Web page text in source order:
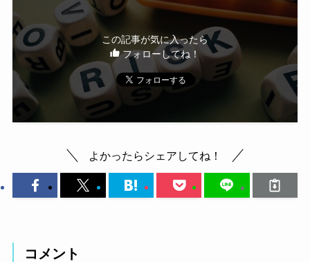
この記事が気に入ったら
フォローしてね！
よかったらシェアしてね！
コメント